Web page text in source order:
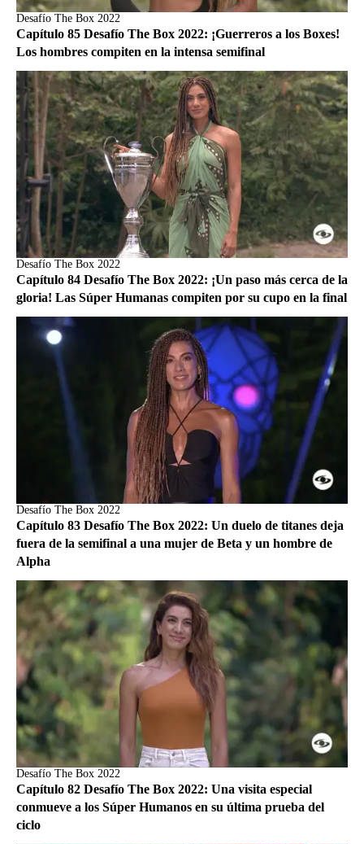
Desafío The Box 2022
Capítulo 85 Desafío The Box 2022: ¡Guerreros a los Boxes!
Los hombres compiten en la intensa semifinal
Desafío The Box 2022
Capítulo 84 Desafío The Box 2022: ¡Un paso más cerca de la
gloria! Las Súper Humanas compiten por su cupo en la final
Desafío The Box 2022
Capítulo 83 Desafío The Box 2022: Un duelo de titanes deja
fuera de la semifinal a una mujer de Beta y un hombre de
Alpha
Desafío The Box 2022
Capítulo 82 Desafío The Box 2022: Una visita especial
conmueve a los Súper Humanos en su última prueba del
ciclo